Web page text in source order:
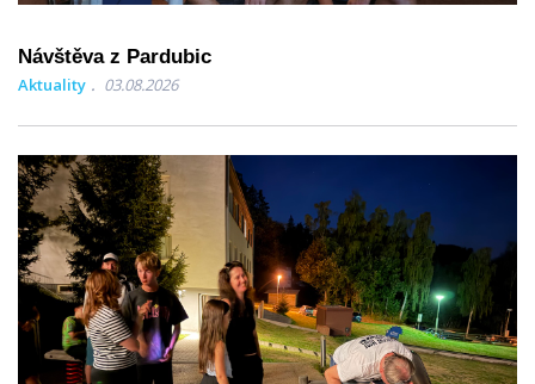
Návštěva z Pardubic
Aktuality 03.08.2026